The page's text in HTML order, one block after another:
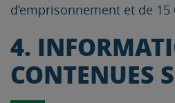
d’emprisonnement et de 15
4.
CONTENUES